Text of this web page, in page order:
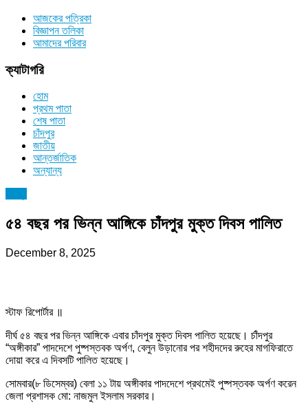
আজকের পত্রিকা
বিজ্ঞাপন তলিকা
আমাদের পরিবার
ক্যাটাগরি
হোম
প্রথম পাতা
শেষ পাতা
চাঁদপুর
জাতীয়
আন্তর্জাতিক
অন্যান্য
৫৪ বছর পর ভিন্ন আঙ্গিকে চাঁদপুর মুক্ত দিবস পালিত
December 8, 2025
স্টাফ রিপোর্টার ॥
দীর্ঘ ৫৪ বছর পর ভিন্ন আঙ্গিকে এবার চাঁদপুর মুক্ত দিবস পালিত হয়েছে। র্চাঁদপুর
“অঙ্গীকার” পাদদেশে পুষ্পস্তবক অর্পণ, বেলুন উড়ানোর পর শহীদদের রুহের মাগফিরাতে
দোয়া করে এ দিবসটি পালিত হয়েছে।
সোমবার(৮ ডিসেম্বর) বেলা ১১ টায় অঙ্গীকার পাদদেশে প্রথমেই পুষ্পস্তবক অর্পণ করেন
জেলা প্রশাসক মো: নাজমুল ইসলাম সরকার।